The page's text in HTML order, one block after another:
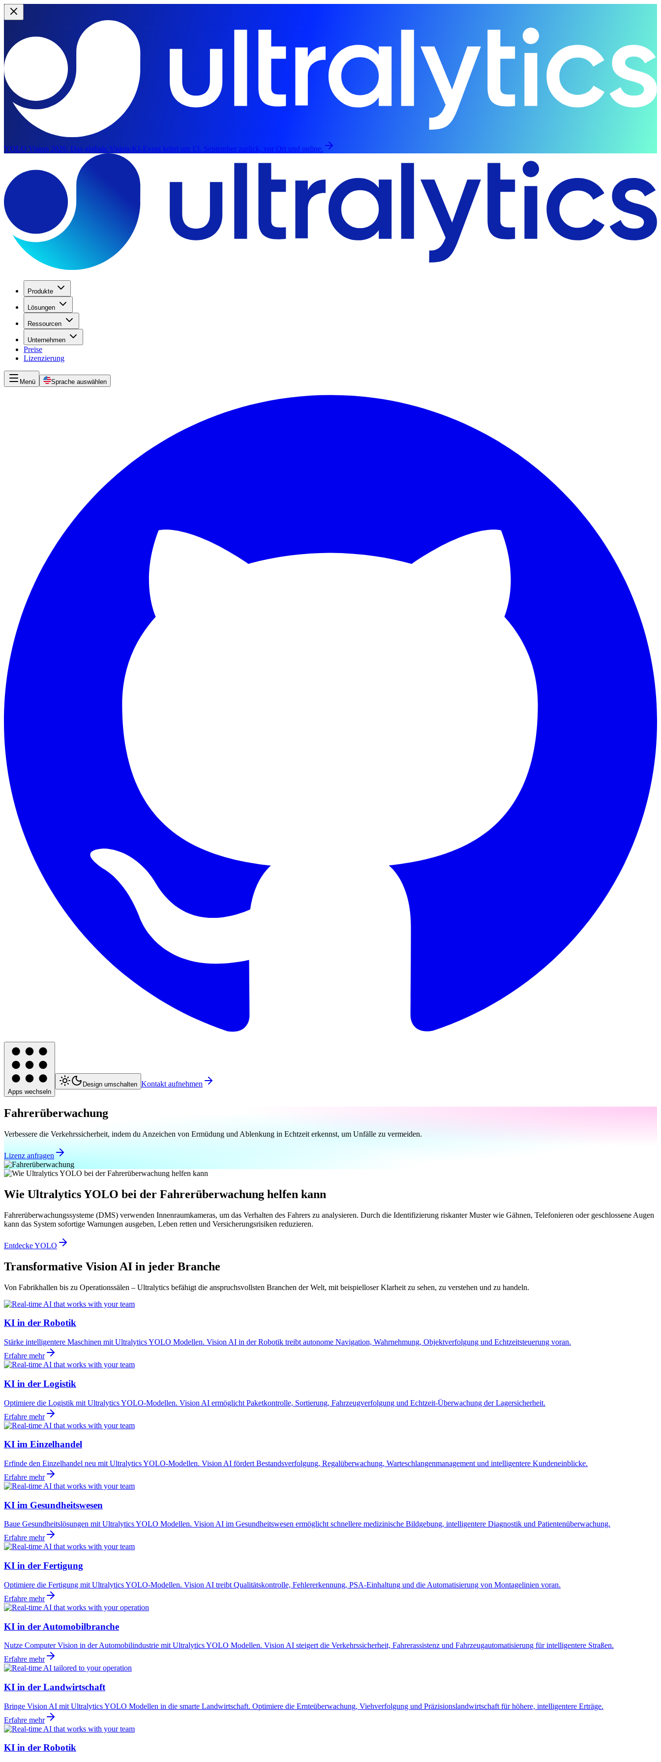
YOLO Vision 2026: Das globale Vision-KI-Event kehrt am 13. September zurück, vor Ort und online.
Produkte
Lösungen
Ressourcen
Unternehmen
Preise
Lizenzierung
Menü Sprache auswählen
Apps wechseln
Design umschalten Kontakt aufnehmen
Fahrerüberwachung
Verbessere die Verkehrssicherheit, indem du Anzeichen von Ermüdung und Ablenkung in Echtzeit erkennst, um Unfälle zu vermeiden.
Lizenz anfragen
Wie Ultralytics YOLO bei der Fahrerüberwachung helfen kann
Fahrerüberwachungssysteme (DMS) verwenden Innenraumkameras, um das Verhalten des Fahrers zu analysieren. Durch die Identifizierung riskanter Muster wie Gähnen, Telefonieren oder geschlossene Augen
kann das System sofortige Warnungen ausgeben, Leben retten und Versicherungsrisiken reduzieren.
Entdecke YOLO
Transformative Vision AI in jeder Branche
Von Fabrikhallen bis zu Operationssälen – Ultralytics befähigt die anspruchsvollsten Branchen der Welt, mit beispielloser Klarheit zu sehen, zu verstehen und zu handeln.
KI in der Robotik
Stärke intelligentere Maschinen mit Ultralytics YOLO Modellen. Vision AI in der Robotik treibt autonome Navigation, Wahrnehmung, Objektverfolgung und Echtzeitsteuerung voran.
Erfahre mehr
KI in der Logistik
Optimiere die Logistik mit Ultralytics YOLO-Modellen. Vision AI ermöglicht Paketkontrolle, Sortierung, Fahrzeugverfolgung und Echtzeit-Überwachung der Lagersicherheit.
Erfahre mehr
KI im Einzelhandel
Erfinde den Einzelhandel neu mit Ultralytics YOLO-Modellen. Vision AI fördert Bestandsverfolgung, Regalüberwachung, Warteschlangenmanagement und intelligentere Kundeneinblicke.
Erfahre mehr
KI im Gesundheitswesen
Baue Gesundheitslösungen mit Ultralytics YOLO Modellen. Vision AI im Gesundheitswesen ermöglicht schnellere medizinische Bildgebung, intelligentere Diagnostik und Patientenüberwachung.
Erfahre mehr
KI in der Fertigung
Optimiere die Fertigung mit Ultralytics YOLO-Modellen. Vision AI treibt Qualitätskontrolle, Fehlererkennung, PSA-Einhaltung und die Automatisierung von Montagelinien voran.
Erfahre mehr
KI in der Automobilbranche
Nutze Computer Vision in der Automobilindustrie mit Ultralytics YOLO Modellen. Vision AI steigert die Verkehrssicherheit, Fahrerassistenz und Fahrzeugautomatisierung für intelligentere Straßen.
Erfahre mehr
KI in der Landwirtschaft
Bringe Vision AI mit Ultralytics YOLO Modellen in die smarte Landwirtschaft. Optimiere die Ernteüberwachung, Viehverfolgung und Präzisionslandwirtschaft für höhere, intelligentere Erträge.
Erfahre mehr
KI in der Robotik